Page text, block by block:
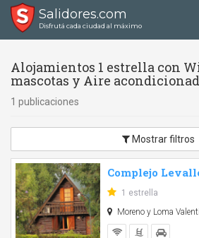
Salidores.com
Disfrutá cada ciudad al máximo
Alojamientos 1 estrella con
mascotas y Aire
1 publicaciones
Mostrar filtros
Complejo
1 estrella
Moreno y Loma